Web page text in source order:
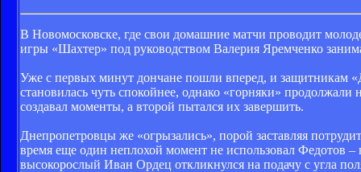
В Новомосковске, где свои домашние матчи проводит
игры «Шахтер» под руководством Валерия Яремченко
Уже с первых минут дончане пошли вперед, и защитникам
становилась чуть спокойнее, однако «горняки»
создавал моменты, а второй пытался их завершить.
Днепропетровцы же «огрызались», порой заставляя
время еще один неплохой момент не использовал Федотов
высокорослый Иван Ордец откликнулся на подачу с угла